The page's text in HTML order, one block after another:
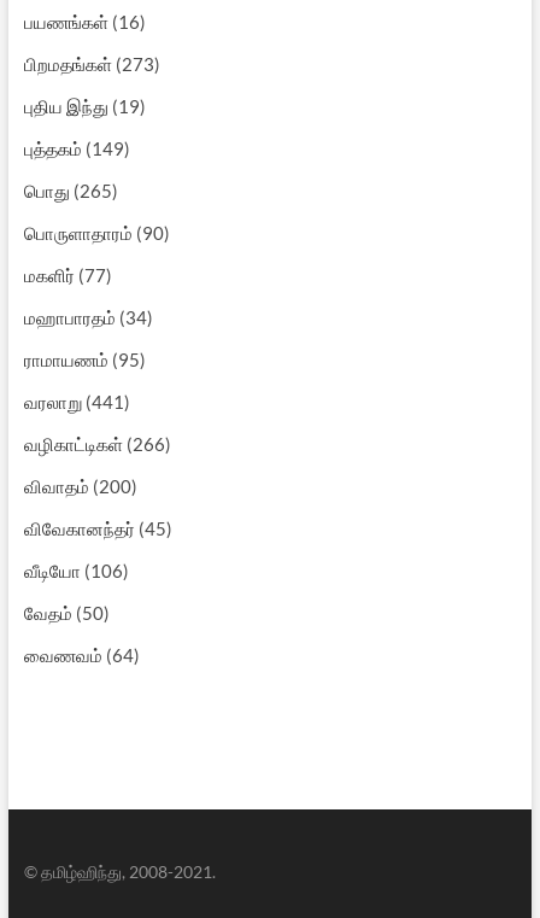
பயணங்கள்(16)
பிறமதங்கள்(273)
புதிய இந்து (19)
புத்தகம் (149)
பொது (265)
பொருளாதாரம் (90)
மகளிர் (77)
மஹாபாரதம் (34)
ராமாயணம் (95)
வரலாறு(441)
வழிகாட்டிகள்(266)
விவாதம் (200)
விவேகானந்தர் (45)
வீடியோ (106)
வேதம் (50)
வைணவம் (64)
© தமிழ்ஹிந்து, 2008-2021.